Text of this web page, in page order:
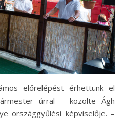
előrelépést érhettünk el
úrral – közölte Ágh
országgyűlési képviselője. –